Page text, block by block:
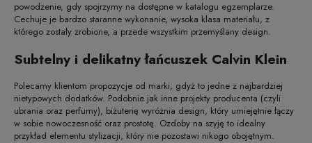
powodzenie, gdy spojrzymy na dostępne w katalogu egzemplarze.
Cechuje je bardzo staranne wykonanie, wysoka klasa materiału, z
którego zostały zrobione, a przede wszystkim przemyślany design.
Subtelny i delikatny łańcuszek Calvin Klein
Polecamy klientom propozycje od marki, gdyż to jedne z najbardziej
nietypowych dodatków. Podobnie jak inne projekty producenta (czyli
ubrania oraz perfumy), biżuterię wyróżnia design, który umiejętnie łączy
w sobie nowoczesność oraz prostotę. Ozdoby na szyję to idealny
przykład elementu stylizacji, który nie pozostawi nikogo obojętnym.